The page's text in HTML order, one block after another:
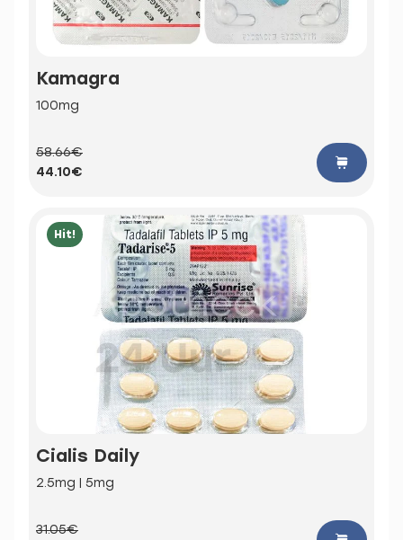
Kamagra
100mg
58.66€
44.10€
Hit!
Cialis Daily
2.5mg | 5mg
31.05€